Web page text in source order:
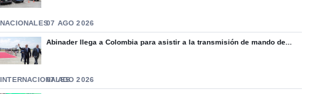
NACIONALES07 AGO 2026
Abinader llega a Colombia para asistir a la transmisión de mando de...
INTERNACIONALES07 AGO 2026